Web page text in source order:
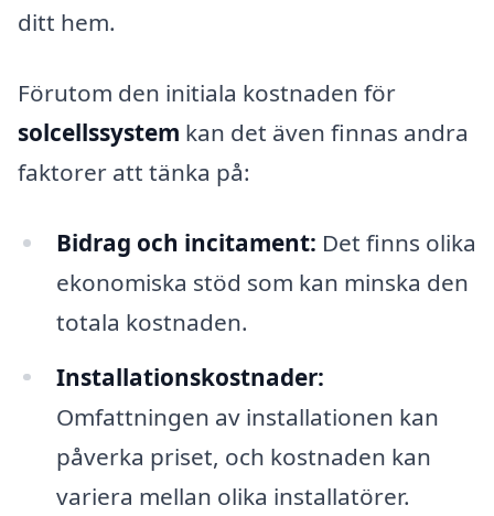
ditt hem.
Förutom den initiala kostnaden för
solcellssystem kan det även finnas andra
faktorer att tänka på:
Bidrag och incitament: Det finns olika
ekonomiska stöd som kan minska den
totala kostnaden.
Installationskostnader:
Omfattningen av installationen kan
påverka priset, och kostnaden kan
variera mellan olika installatörer.